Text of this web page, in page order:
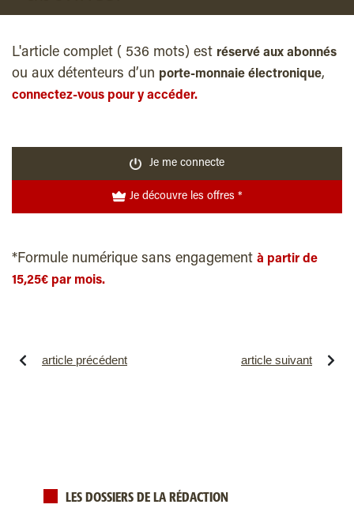
L'article complet ( 536 mots) est réservé aux abonnés
ou aux détenteurs d’un porte-monnaie électronique,
connectez-vous pour y accéder.
Je me connecte
Je découvre les offres *
*Formule numérique sans engagement à partir de
15,25€ par mois.
article précédent article suivant
LES DOSSIERS DE LA RÉDACTION